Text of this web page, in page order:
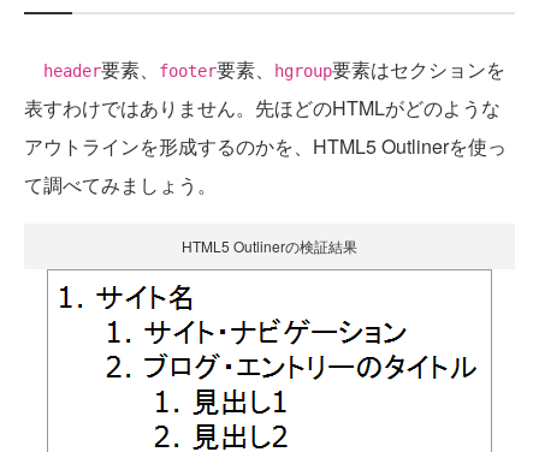
header要素、 footer要素、 hgroup要素はセクションを
表すわけではありません。先ほどのHTMLがどのような
アウトラインを形成するのかを、HTML5 Outlinerを使っ
て調べてみましょう。
HTML5 Outlinerの検証結果